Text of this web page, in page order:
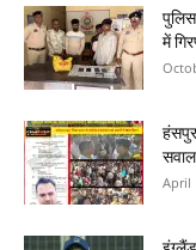
में
April